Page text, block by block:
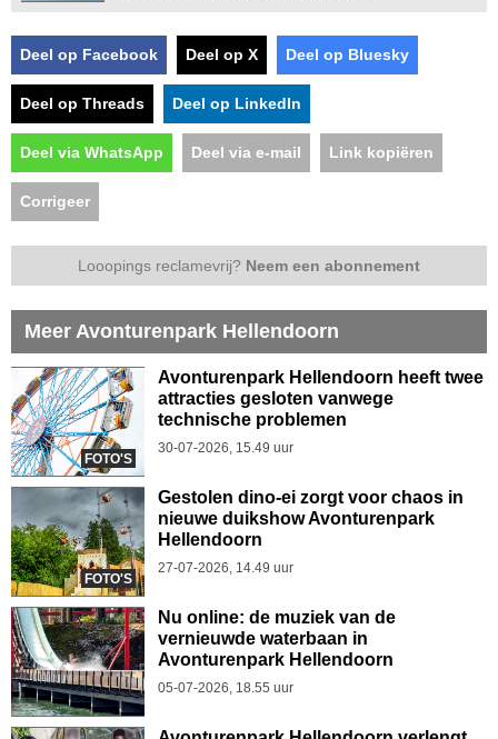
Deel op Facebook Deel op X Deel op Bluesky
Deel op Threads Deel op LinkedIn
Deel via WhatsApp Deel via e-mail Link kopiëren
Corrigeer
Looopings reclamevrij? Neem een abonnement
Meer Avonturenpark Hellendoorn
FOTO'S
Avonturenpark Hellendoorn heeft twee
attracties gesloten vanwege
technische problemen
30-07-2026, 15.49 uur
FOTO'S
Gestolen dino-ei zorgt voor chaos in
nieuwe duikshow Avonturenpark
Hellendoorn
27-07-2026, 14.49 uur
Nu online: de muziek van de
vernieuwde waterbaan in
Avonturenpark Hellendoorn
05-07-2026, 18.55 uur